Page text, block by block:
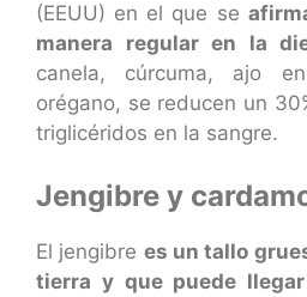
(EEUU) en el que se
manera regular en la
canela, cúrcuma, ajo
orégano, se reducen un
triglicéridos en la sangre.
Jengibre y
El jengibre es un tallo
tierra y que puede